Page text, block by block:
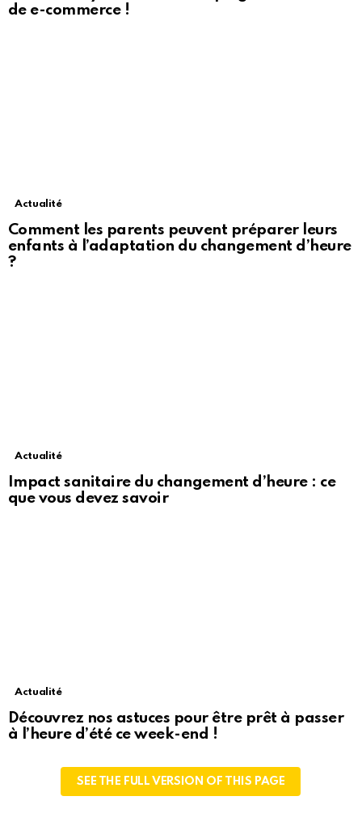
de e-commerce !
Actualité
Comment les parents peuvent préparer leurs
enfants à l’adaptation du changement d’heure
?
Actualité
Impact sanitaire du changement d’heure : ce
que vous devez savoir
Actualité
Découvrez nos astuces pour être prêt à passer
à l’heure d’été ce week-end !
SEE THE FULL VERSION OF THIS PAGE